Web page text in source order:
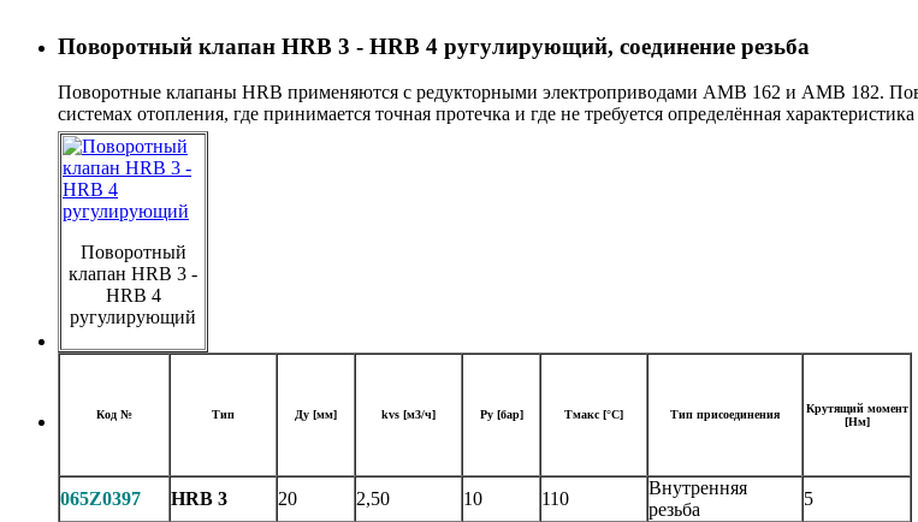
Поворотный клапан HRB 3 - HRB 4 ругулирующий, соединение резьба
Поворотные клапаны HRB применяются с редукторными электроприводами AMB 162 и AMB 182.
системах отопления, где принимается точная протечка и где не требуется определённая
Поворотный
клапан HRB 3 -
HRB 4
ругулирующий
Код № Тип Ду [мм] kvs [м3/ч] Ру [бар] Тмакс [°C] Тип присоединения
Крутящий момент
[Нм]
065Z0397 HRB 3 20 2,50 10 110
Внутренняя
резьба
5